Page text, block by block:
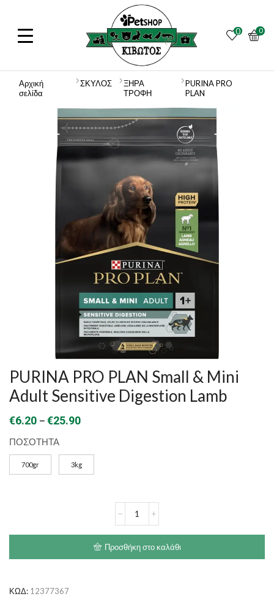
0 0
Αρχική
σελίδα
ΣΚΥΛΟΣ
ΞΗΡΑ
ΤΡΟΦΗ
PURINA PRO
PLAN
PURINA PRO PLAN Small & Mini
Adult Sensitive Digestion Lamb
€6.20 –€25.90Price
€6.20
through
ΠΟΣΟΤΗΤΑ
700gr 3kg
&
Mini
Προσθήκη στο καλάθι
ΚΩΔ: 12377367